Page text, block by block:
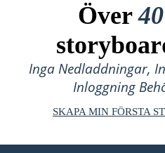
Över
Inga Nedladdningar,
Inloggning
SKAPA MIN FÖRSTA